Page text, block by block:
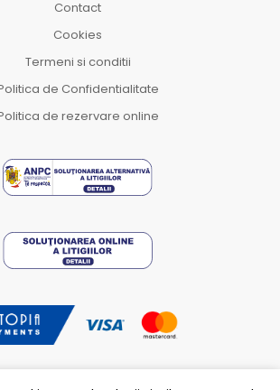
Contact
Cookies
Termeni si conditii
de Confidentialitate
de rezervare online